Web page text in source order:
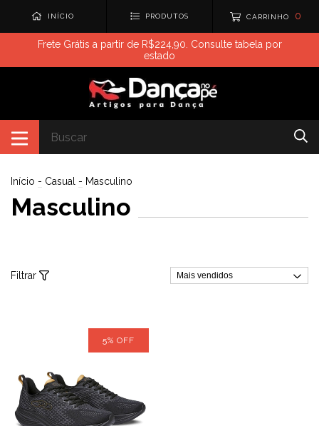
INÍCIO PRODUTOS CARRINHO 0
Frete Grátis a partir de R$224,90. Consulte tabela por
estado
Início - Casual - Masculino
Masculino
Filtrar
5% OFF